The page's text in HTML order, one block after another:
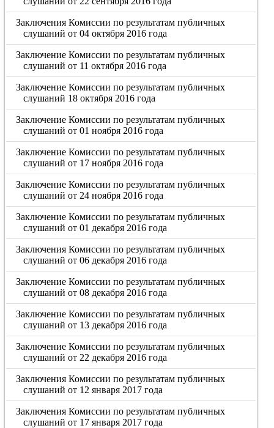
Заключения Комиссии по результатам публичных
слушаний от 04 октября 2016 года
Заключение Комиссии по результатам публичных
слушаний от 11 октября 2016 года
Заключение Комиссии по результатам публичных
слушаний 18 октября 2016 года
Заключение Комиссии по результатам публичных
слушаний от 01 ноября 2016 года
Заключение Комиссии по результатам публичных
слушаний от 17 ноября 2016 года
Заключение Комиссии по результатам публичных
слушаний от 24 ноября 2016 года
Заключение Комиссии по результатам публичных
слушаний от 01 декабря 2016 года
Заключения Комиссии по результатам публичных
слушаний от 06 декабря 2016 года
Заключение Комиссии по результатам публичных
слушаний от 08 декабря 2016 года
Заключение Комиссии по результатам публичных
слушаний от 13 декабря 2016 года
Заключение Комиссии по результатам публичных
слушаний от 22 декабря 2016 года
Заключения Комиссии по результатам публичных
слушаний от 12 января 2017 года
Заключения Комиссии по результатам публичных
слушаний от 17 января 2017 года